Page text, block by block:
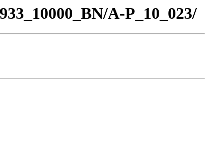
A-P_10_023/